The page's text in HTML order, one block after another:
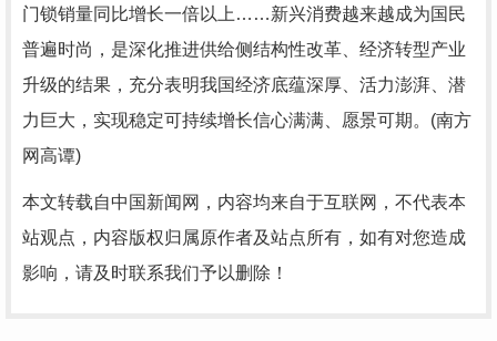
门锁销量同比增长一倍以上……新兴消费越来越成为国民
普遍时尚，是深化推进供给侧结构性改革、经济转型产业
升级的结果，充分表明我国经济底蕴深厚、活力澎湃、潜
力巨大，实现稳定可持续增长信心满满、愿景可期。(南方
网高谭)
本文转载自中国新闻网，内容均来自于互联网，不代表本
站观点，内容版权归属原作者及站点所有，如有对您造成
影响，请及时联系我们予以删除！